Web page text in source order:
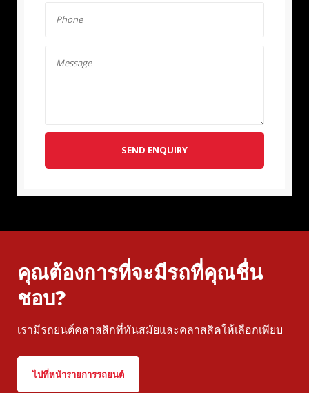
SEND ENQUIRY
คุณต้องการที่จะมีรถที่คุณชื่น
ชอบ?
เรามีรถยนต์คลาสสิกที่ทันสมัยและคลาสสิคให้เลือกเพียบ
ไปที่หน้ารายการรถยนต์